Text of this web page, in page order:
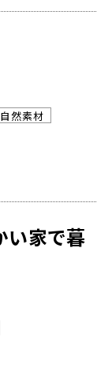
自然素材
い家で暮